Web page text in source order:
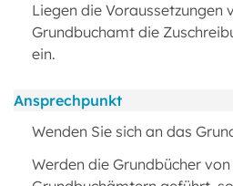
Liegen die Voraussetzungen
Grundbuchamt die
ein.
Ansprechpunkt
Wenden Sie sich an das
Werden die Grundbücher